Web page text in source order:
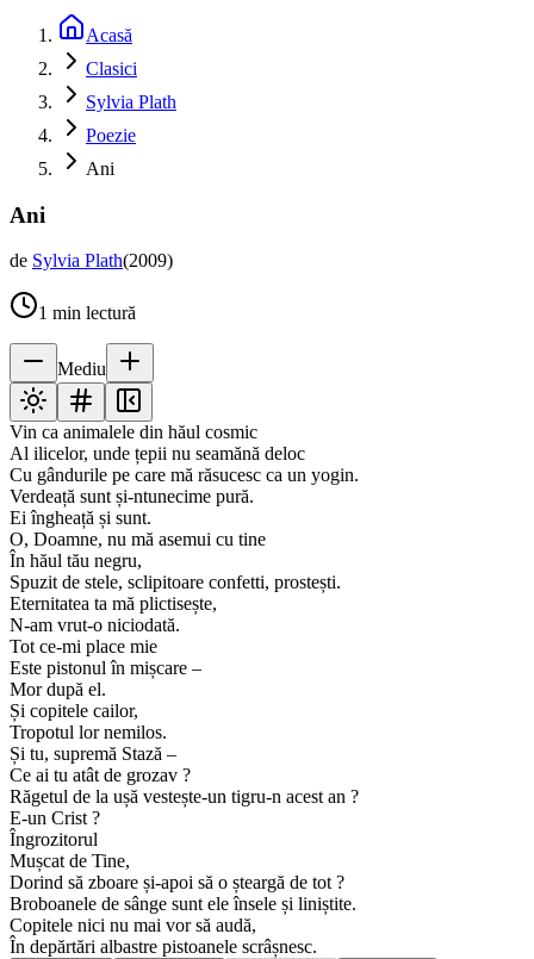
Acasă
Clasici
Sylvia Plath
Poezie
Ani
Ani
de Sylvia Plath(2009)
1 min lectură
Mediu
Vin ca animalele din hăul cosmic
Al ilicelor, unde țepii nu seamănă deloc
Cu gândurile pe care mă răsucesc ca un yogin.
Verdeață sunt și-ntunecime pură.
Ei îngheață și sunt.
O, Doamne, nu mă asemui cu tine
În hăul tău negru,
Spuzit de stele, sclipitoare confetti, prostești.
Eternitatea ta mă plictisește,
N-am vrut-o niciodată.
Tot ce-mi place mie
Este pistonul în mișcare –
Mor după el.
Și copitele cailor,
Tropotul lor nemilos.
Și tu, supremă Stază –
Ce ai tu atât de grozav ?
Răgetul de la ușă vestește-un tigru-n acest an ?
E-un Crist ?
Îngrozitorul
Mușcat de Tine,
Dorind să zboare și-apoi să o șteargă de tot ?
Broboanele de sânge sunt ele însele și liniștite.
Copitele nici nu mai vor să audă,
În depărtări albastre pistoanele scrâșnesc.